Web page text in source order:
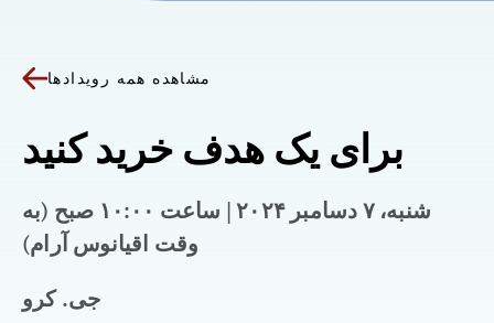
مشاهده همه رویدادها
برای یک هدف خرید کنید
شنبه، ۷ دسامبر ۲۰۲۴ | ساعت ۱۰:۰۰ صبح (به
وقت اقیانوس آرام)
جی. کرو